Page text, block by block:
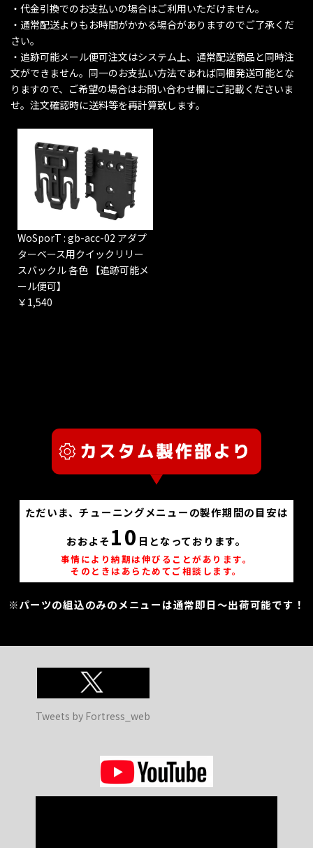
・代金引換でのお支払いの場合はご利用いただけません。
・通常配送よりもお時間がかかる場合がありますのでご了承くだ
さい。
・追跡可能メール便可注文はシステム上、通常配送商品と同時注
文ができません。同一のお支払い方法であれば同梱発送可能とな
りますので、ご希望の場合はお問い合わせ欄にご記載くださいま
せ。注文確認時に送料等を再計算致します。
WoSporT : gb-acc-02 アダプ
ターベース用クイックリリー
スバックル 各色 【追跡可能メ
ール便可】
￥1,540
ただいま、チューニングメニューの製作期間の目安は
おおよそ 10 日となっております。
事情により納期は伸びることがあります。
そのときはあらためてご相談します。
※パーツの組込のみのメニューは通常即日～出荷可能です！
Tweets by Fortress_web